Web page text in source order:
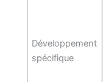
Développement
spécifique